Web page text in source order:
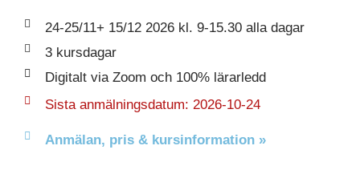
24-25/11+ 15/12 2026 kl. 9-15.30 alla dagar
3 kursdagar
Digitalt via Zoom och 100% lärarledd
Sista anmälningsdatum: 2026-10-24
Anmälan, pris & kursinformation »